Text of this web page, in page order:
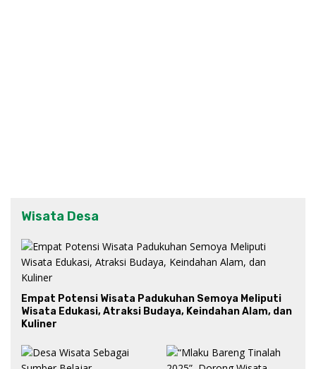
Wisata Desa
Empat Potensi Wisata Padukuhan Semoya Meliputi
Wisata Edukasi, Atraksi Budaya, Keindahan Alam, dan
Kuliner